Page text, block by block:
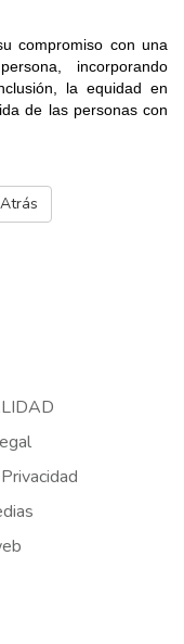
compromiso con una
incorporando
la equidad en
de las personas con